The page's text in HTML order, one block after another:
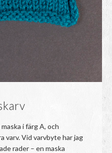
i färg A, och
varv. Vid varvbyte har jag
rader – en maska